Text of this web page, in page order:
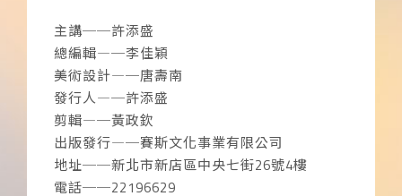
主講──許添盛
總編輯―─李佳穎
美術設計―─唐壽南
發行人―─許添盛
剪輯―─黃政欽
出版發行―─賽斯文化事業有限公司
地址──新北市新店區中央七街26號4樓
電話──22196629